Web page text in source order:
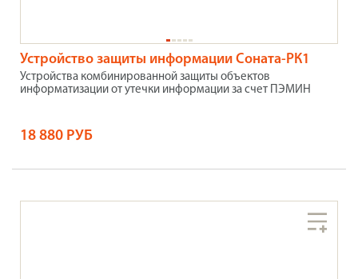
Устройство защиты информации Соната-РК1
Устройства комбинированной защиты объектов
информатизации от утечки информации за счет ПЭМИН
18 880 РУБ